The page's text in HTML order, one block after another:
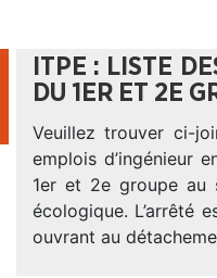
ITPE : LISTE
DU 1ER ET 2E
Veuillez trouver ci-
emplois d’ingénieur
1er et 2e groupe au
écologique.
ouvrant au